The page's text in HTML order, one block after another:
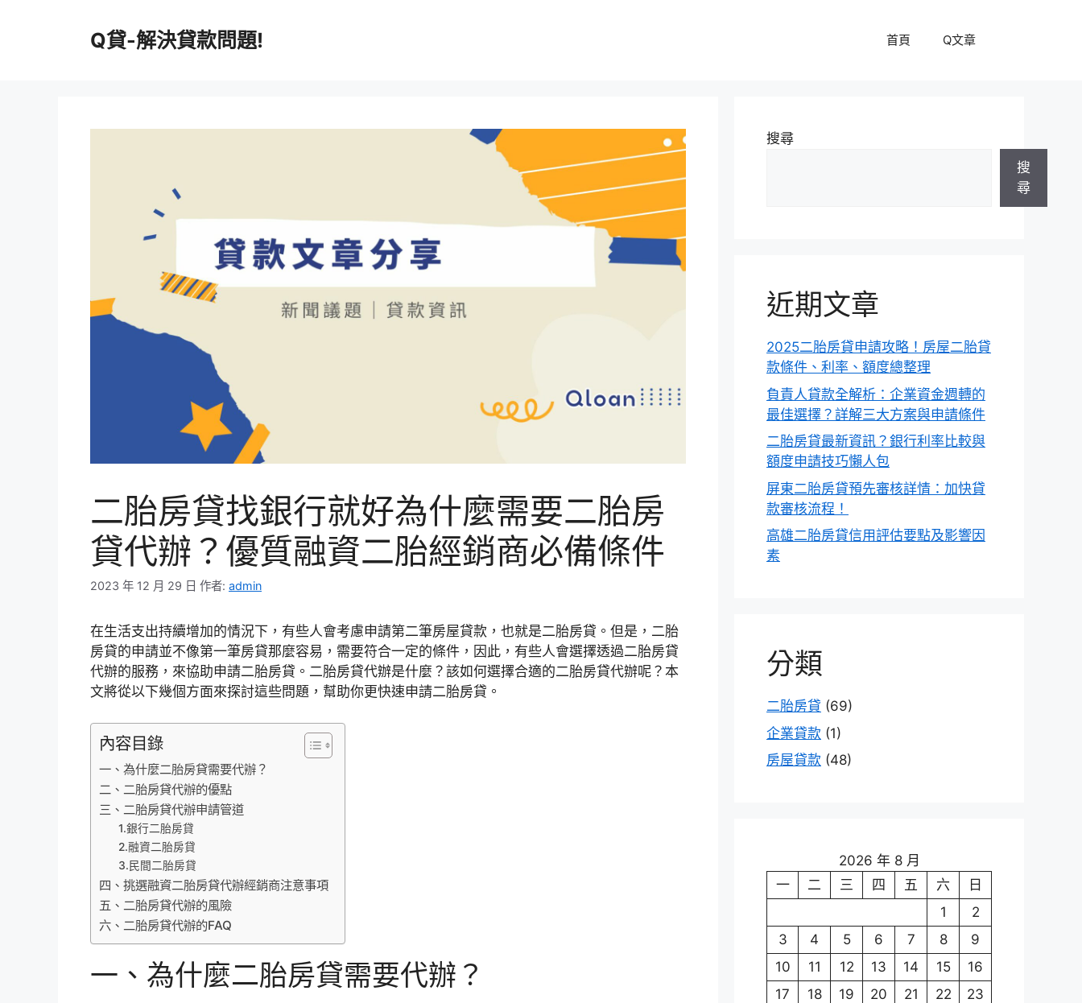
Q貸-解決貸款問題! 首頁 Q文章
二胎房貸找銀行就好為什麼需要二胎房
貸代辦？優質融資二胎經銷商必備條件
2023 年 12 月 29 日 作者: admin
在生活支出持續增加的情況下，有些人會考慮申請第二筆房屋貸款，也就是二胎房貸。但是，二胎
房貸的申請並不像第一筆房貸那麼容易，需要符合一定的條件，因此，有些人會選擇透過二胎房貸
代辦的服務，來協助申請二胎房貸。二胎房貸代辦是什麼？該如何選擇合適的二胎房貸代辦呢？本
文將從以下幾個方面來探討這些問題，幫助你更快速申請二胎房貸。
內容目錄
一、為什麼二胎房貸需要代辦？
二、二胎房貸代辦的優點
三、二胎房貸代辦申請管道
1.銀行二胎房貸
2.融資二胎房貸
3.民間二胎房貸
四、挑選融資二胎房貸代辦經銷商注意事項
五、二胎房貸代辦的風險
六、二胎房貸代辦的FAQ
一、為什麼二胎房貸需要代辦？
搜尋
搜
尋
近期文章
2025二胎房貸申請攻略！房屋二胎貸
款條件、利率、額度總整理
負責人貸款全解析：企業資金週轉的
最佳選擇？詳解三大方案與申請條件
二胎房貸最新資訊？銀行利率比較與
額度申請技巧懶人包
屏東二胎房貸預先審核詳情：加快貸
款審核流程！
高雄二胎房貸信用評估要點及影響因
素
分類
二胎房貸 (69)
企業貸款 (1)
房屋貸款 (48)
2026 年 8 月
一
二 三 四 五 六
日
1
2
3
4 5 6 7 8
9
10
11 12 13 14 15
16
17
18 19 20 21 22
23